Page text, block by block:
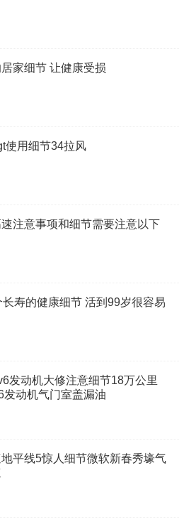
家细节 让健康受损
使用细节34拉风
注意事项和细节需要注意以下
寿的健康细节 活到99岁很容易
发动机大修注意细节18万公里
发动机气门室盖漏油
平线5惊人细节微软新春秀壕气